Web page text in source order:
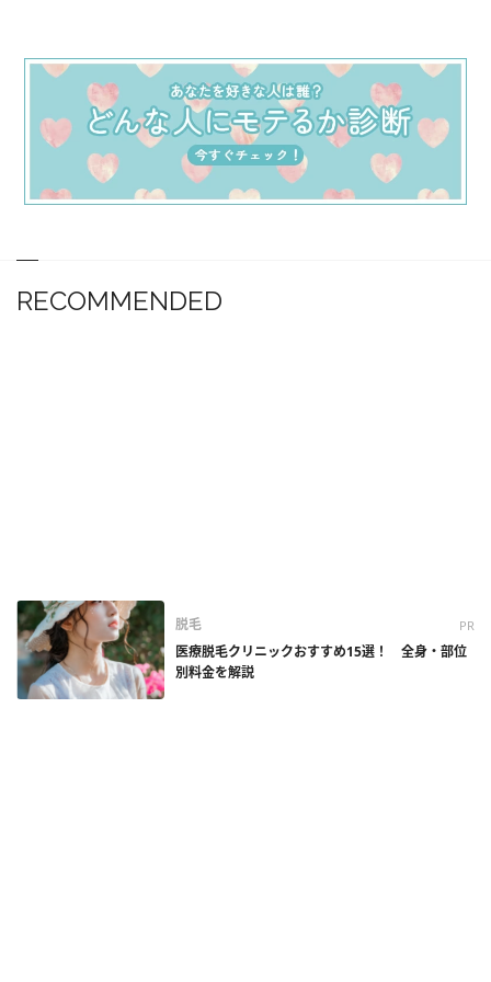
RECOMMENDED
脱毛 PR
医療脱毛クリニックおすすめ15選！ 全身・部位
別料金を解説